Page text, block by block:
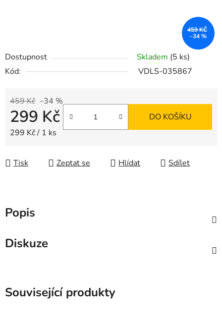
Dostupnost Skladem (5 ks)
Kód:
VDLS-035867
459 Kč –34 %
299 Kč
Měrná cena:
299 Kč / 1 ks
DO KOŠÍKU
Tisk Zeptat se Hlídat Sdílet
459 KČ
–34 %
Popis
Diskuze
Související produkty